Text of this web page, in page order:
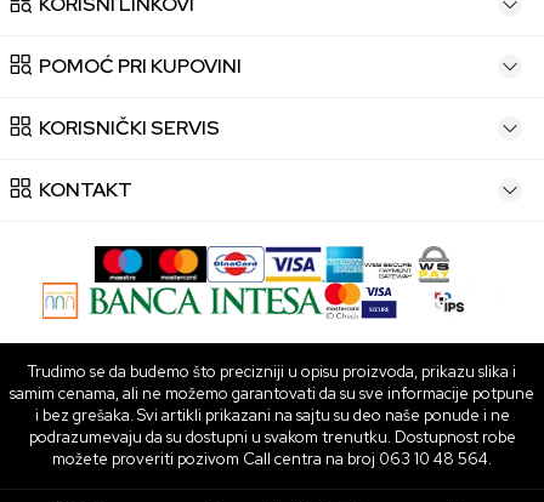
POMOĆ PRI KUPOVINI
KORISNIČKI SERVIS
KONTAKT
Trudimo se da budemo što precizniji u opisu proizvoda, prikazu slika i
samim cenama, ali ne možemo garantovati da su sve informacije potpune
i bez grešaka. Svi artikli prikazani na sajtu su deo naše ponude i ne
podrazumevaju da su dostupni u svakom trenutku. Dostupnost robe
možete proveriti pozivom Call centra na broj 063 10 48 564.